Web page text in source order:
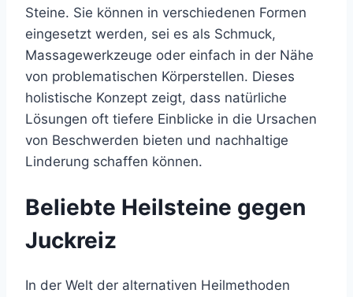
Steine. Sie können in verschiedenen Formen
eingesetzt werden, sei es als Schmuck,
Massagewerkzeuge oder einfach in der Nähe
von problematischen Körperstellen. Dieses
holistische Konzept zeigt, dass natürliche
Lösungen oft tiefere Einblicke in die Ursachen
von Beschwerden bieten und nachhaltige
Linderung schaffen können.
Beliebte Heilsteine gegen
Juckreiz
In der Welt der alternativen Heilmethoden